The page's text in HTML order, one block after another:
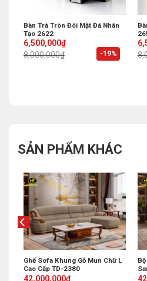
-19%
Bàn Trà Tròn Đôi Mặt Đá Nhân
Tạo 2622
8,000,000₫
Original
price
was:
6,500,000₫
Current
price
is:
is:
SẢN PHẨM KHÁC
Ghế Sofa Khung Gỗ Mun Chữ L
Cao Cấp TD-2380
Original
42,000,000₫
Current